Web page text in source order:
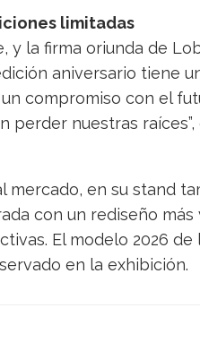
limitadas
y la firma oriunda de
aniversario tiene
compromiso con el
nuestras
mercado, en su stand
con un rediseño
El modelo 2026 de
en la exhibición.